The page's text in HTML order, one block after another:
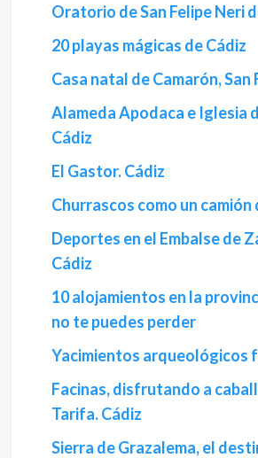
Oratorio de San Felipe Neri
20 playas mágicas de Cádiz
Casa natal de Camarón, San
Alameda Apodaca e Iglesia
Cádiz
El Gastor. Cádiz
Churrascos como un camión
Deportes en el Embalse de
Cádiz
10 alojamientos en la
no te puedes perder
Yacimientos arqueológicos
Facinas, disfrutando a
Tarifa. Cádiz
Sierra de Grazalema, el